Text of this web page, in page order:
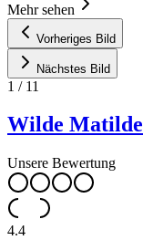
Mehr sehen
Vorheriges Bild
Nächstes Bild
1 / 11
Wilde Matilde
Unsere Bewertung
4.4